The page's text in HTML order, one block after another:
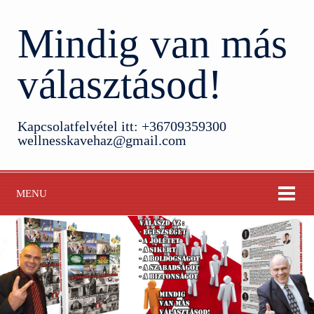
Mindig van más
választásod!
Kapcsolatfelvétel itt: +36709359300
wellnesskavehaz@gmail.com
MENU